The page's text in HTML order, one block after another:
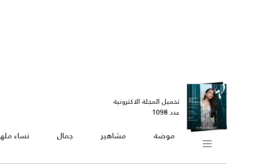
تحميل المجلة الاكترونية
عدد 1098
موضة مشاهير جمال نساء